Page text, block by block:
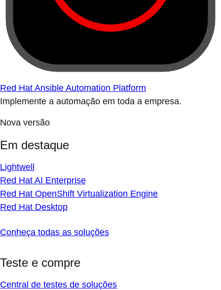
Red Hat Ansible Automation Platform
Implemente a automação em toda a empresa.
Nova versão
Em destaque
Lightwell
Red Hat AI Enterprise
Red Hat OpenShift Virtualization Engine
Red Hat Desktop
Conheça todas as soluções
Teste e compre
Central de testes de soluções